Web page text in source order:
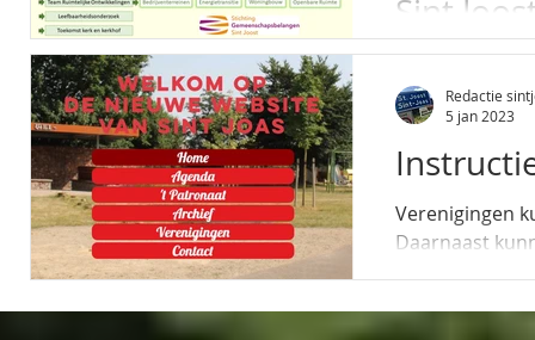
Sint
De geplande
2024 zijn
Verenigingen
Daarnaast
Redactie
5 jan 2023